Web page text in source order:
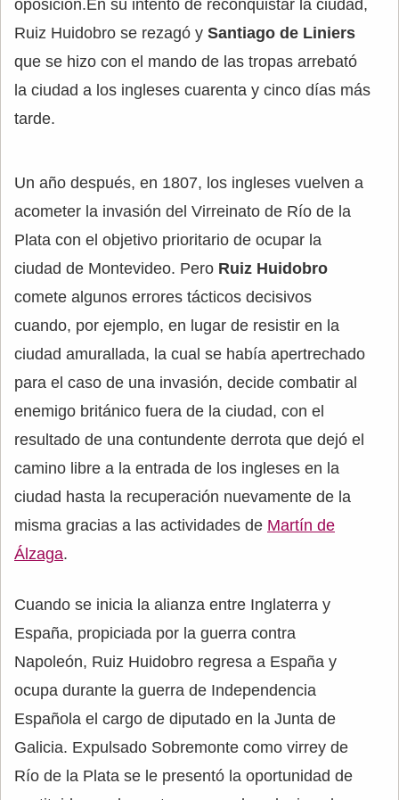
oposición.En su intento de reconquistar la ciudad,
Ruiz Huidobro se rezagó y Santiago de Liniers
que se hizo con el mando de las tropas arrebató
la ciudad a los ingleses cuarenta y cinco días más
tarde.
Un año después, en 1807, los ingleses vuelven a
acometer la invasión del Virreinato de Río de la
Plata con el objetivo prioritario de ocupar la
ciudad de Montevideo. Pero Ruiz Huidobro
comete algunos errores tácticos decisivos
cuando, por ejemplo, en lugar de resistir en la
ciudad amurallada, la cual se había apertrechado
para el caso de una invasión, decide combatir al
enemigo británico fuera de la ciudad, con el
resultado de una contundente derrota que dejó el
camino libre a la entrada de los ingleses en la
ciudad hasta la recuperación nuevamente de la
misma gracias a las actividades de Martín de
Álzaga.
Cuando se inicia la alianza entre Inglaterra y
España, propiciada por la guerra contra
Napoleón, Ruiz Huidobro regresa a España y
ocupa durante la guerra de Independencia
Española el cargo de diputado en la Junta de
Galicia. Expulsado Sobremonte como virrey de
Río de la Plata se le presentó la oportunidad de